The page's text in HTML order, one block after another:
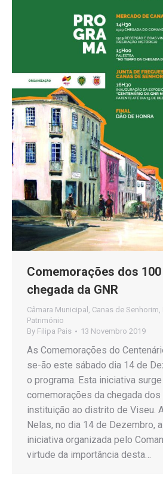
Comemorações dos
chegada da GNR
Câmara Municipal Canas de Senhorim
Património
By Filipa Pais 13 Novembro 2019
As Comemorações do
se-ão este sábado dia 14 de
o programa. Esta iniciativa
comemorações da chegada dos
instituição ao distrito de Viseu.
Nelas, no dia 14 de Dezembro,
iniciativa organizada pelo
virtude da importância desta…